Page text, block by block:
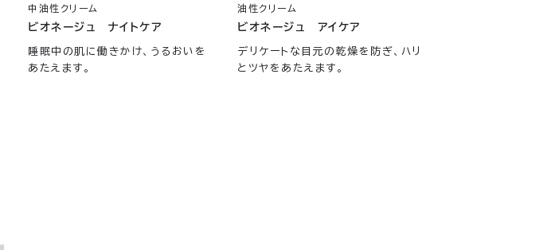
中油性クリーム
ビオネージュ ナイトケア
睡眠中の肌に働きかけ、うるおいを
あたえます。
油性クリーム
ビオネージュ アイケア
デリケートな目元の乾燥を防ぎ、ハリ
とツヤをあたえます。